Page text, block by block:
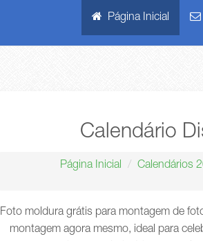
Página Inicial
Calendário
Página Inicial Calendários
Foto moldura grátis para montagem de
montagem agora mesmo, ideal para